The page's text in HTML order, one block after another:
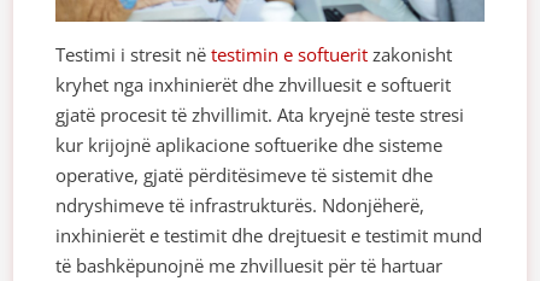
Testimi i stresit nëtestimin e softuerit zakonisht
kryhet nga inxhinierët dhe zhvilluesit e softuerit
gjatë procesit të zhvillimit. Ata kryejnë teste stresi
kur krijojnë aplikacione softuerike dhe sisteme
operative, gjatë përditësimeve të sistemit dhe
ndryshimeve të infrastrukturës. Ndonjëherë,
inxhinierët e testimit dhe drejtuesit e testimit mund
të bashkëpunojnë me zhvilluesit për të hartuar